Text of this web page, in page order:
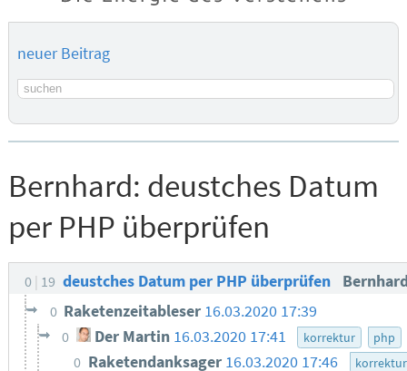
neuer Beitrag
Suchbegriff
Bernhard: deustches Datum
per PHP überprüfen
0 19 deustches Datum per PHP überprüfen
0 Raketenzeitableser 16.03.2020 17:39
0 Der Martin 16.03.2020 17:41 korrektur php
0 Raketendanksager 16.03.2020 17:46 korrektur